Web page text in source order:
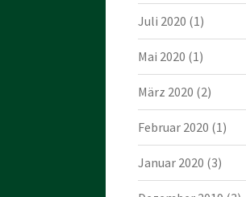
Juli 2020 (1)
Mai 2020 (1)
März 2020 (2)
Februar 2020 (1)
Januar 2020 (3)